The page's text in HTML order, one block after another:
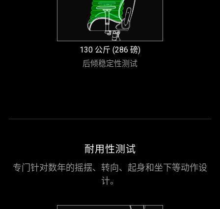
130 公斤 (286 磅)
后倾稳定性测试
耐用性测试
专门针对数年的摇摆、转向、起身和坐下等动作设
计。